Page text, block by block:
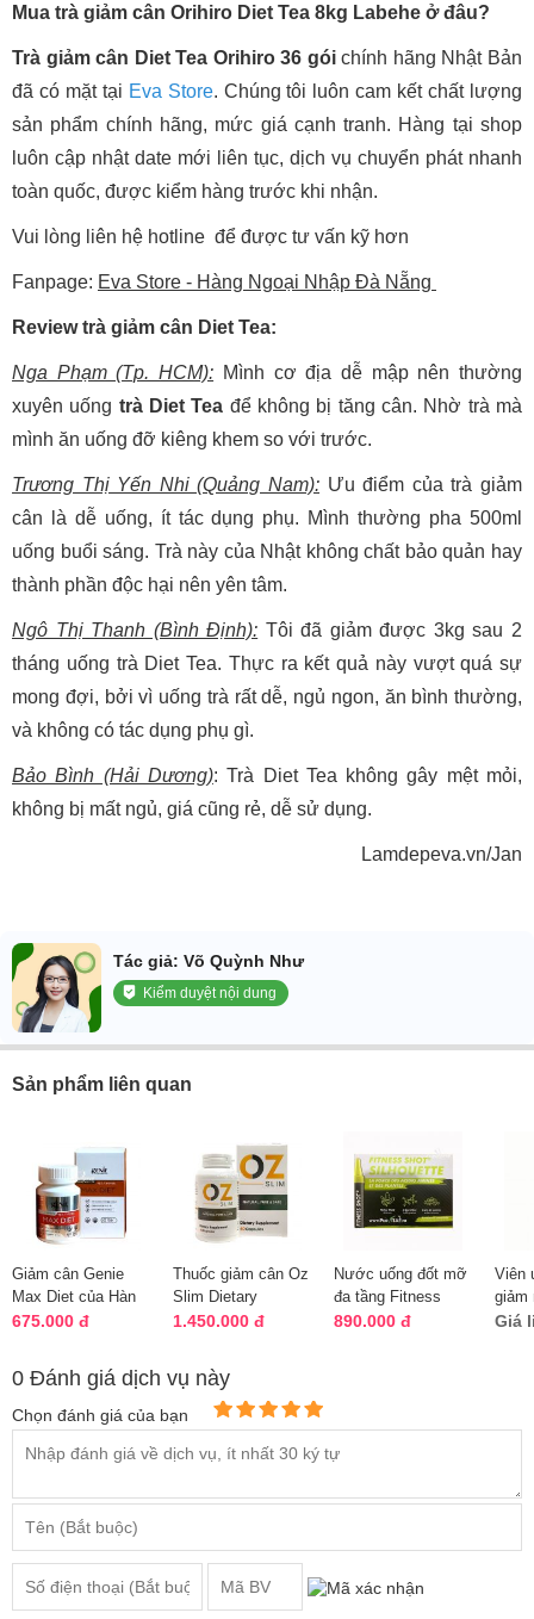
Mua trà giảm cân Orihiro Diet Tea 8kg Labehe ở đâu?
Trà giảm cân Diet Tea Orihiro 36 góichính hãng Nhật Bản
đã có mặt tại Eva Store. Chúng tôi luôn cam kết chất lượng
sản phẩm chính hãng, mức giá cạnh tranh. Hàng tại shop
luôn cập nhật date mới liên tục, dịch vụ chuyển phát nhanh
toàn quốc, được kiểm hàng trước khi nhận.
Vui lòng liên hệ hotline để được tư vấn kỹ hơn
Fanpage: Eva Store - Hàng Ngoại Nhập Đà Nẵng
Review trà giảm cân Diet Tea:
Nga Phạm (Tp. HCM): Mình cơ địa dễ mập nên thường
xuyên uống trà Diet Tea để không bị tăng cân. Nhờ trà mà
mình ăn uống đỡ kiêng khem so với trước.
Trương Thị Yến Nhi (Quảng Nam): Ưu điểm của trà giảm
cân là dễ uống, ít tác dụng phụ. Mình thường pha 500ml
uống buổi sáng. Trà này của Nhật không chất bảo quản hay
thành phần độc hại nên yên tâm.
Ngô Thị Thanh (Bình Định): Tôi đã giảm được 3kg sau 2
tháng uống trà Diet Tea. Thực ra kết quả này vượt quá sự
mong đợi, bởi vì uống trà rất dễ, ngủ ngon, ăn bình thường,
và không có tác dụng phụ gì.
Bảo Bình (Hải Dương): Trà Diet Tea không gây mệt mỏi,
không bị mất ngủ, giá cũng rẻ, dễ sử dụng.
Lamdepeva.vn/Jan
Tác giả: Võ Quỳnh Như
Kiểm duyệt nội dung
Sản phẩm liên quan
Giảm cân Genie
Max Diet của Hàn
Quốc, hộp 60 viên
675.000 đ
Thuốc giảm cân Oz
Slim Dietary
Supplement 40 viên
1.450.000 đ
Nước uống đốt mỡ
đa tầng Fitness
Shot của Pháp 32
890.000 đ
Viên
giảm
Giá
0 Đánh giá dịch vụ này
Chọn đánh giá của bạn